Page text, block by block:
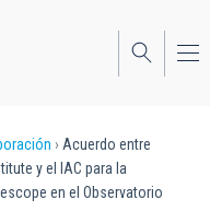
Acuerdo entre
y el IAC para la
en el Observatorio